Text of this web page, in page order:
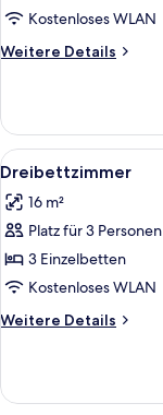
Kostenloses WLAN
Weitere Details
Weitere
Alle
Fotos
für
Dreibettzimmer
anzeigen
6
Dreibettzimmer
16 m²
Platz für 3 Personen
3 Einzelbetten
Kostenloses WLAN
Weitere Details
Weitere